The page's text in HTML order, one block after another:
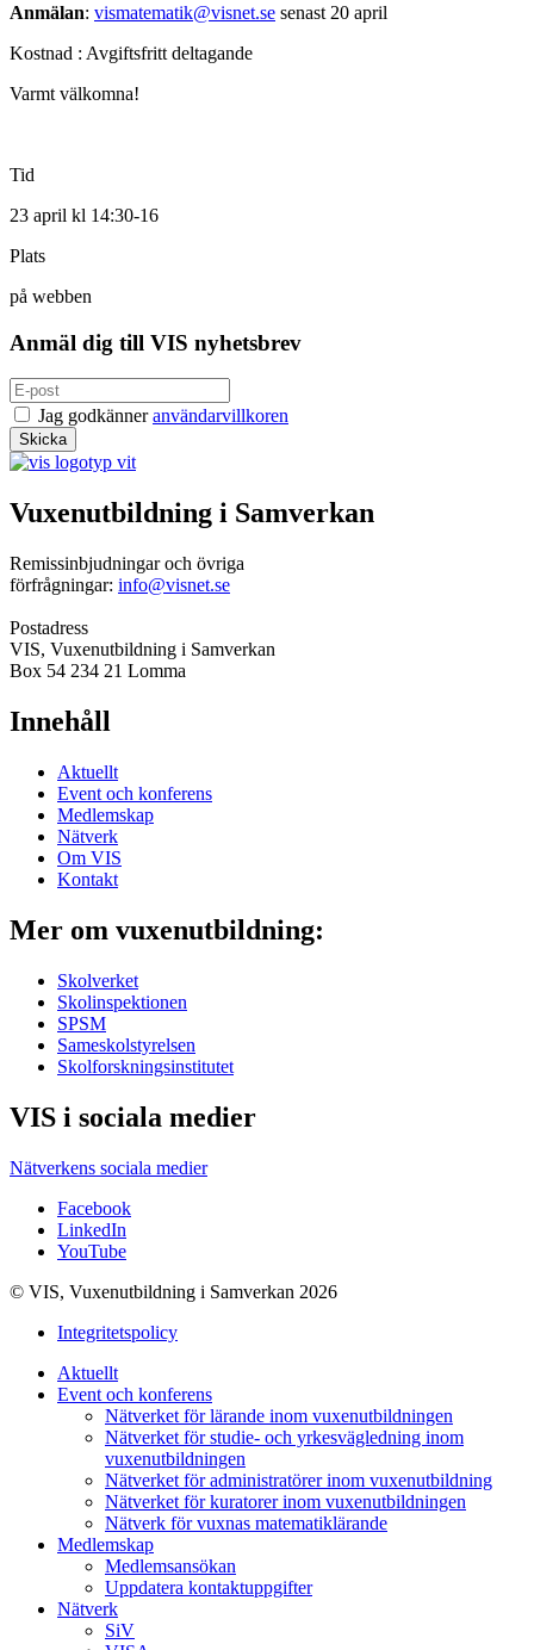
Anmälan: vismatematik@visnet.se senast 20 april
Kostnad : Avgiftsfritt deltagande
Varmt välkomna!
Tid
23 april kl 14:30-16
Plats
på webben
Anmäl dig till VIS nyhetsbrev
Jag godkänneranvändarvillkoren
Vuxenutbildning i Samverkan
Remissinbjudningar och övriga
förfrågningar: info@visnet.se
Postadress
VIS, Vuxenutbildning i Samverkan
Box 54 234 21 Lomma
Innehåll
Aktuellt
Event och konferens
Medlemskap
Nätverk
Om VIS
Kontakt
Mer om vuxenutbildning:
Skolverket
Skolinspektionen
SPSM
Sameskolstyrelsen
Skolforskningsinstitutet
VIS i sociala medier
Nätverkens sociala medier
Facebook
LinkedIn
YouTube
© VIS, Vuxenutbildning i Samverkan 2026
Integritetspolicy
Aktuellt
Event och konferens
Nätverket för lärande inom vuxenutbildningen
Nätverket för studie- och yrkesvägledning inom
vuxenutbildningen
Nätverket för administratörer inom vuxenutbildning
Nätverket för kuratorer inom vuxenutbildningen
Nätverk för vuxnas matematiklärande
Medlemskap
Medlemsansökan
Uppdatera kontaktuppgifter
Nätverk
SiV